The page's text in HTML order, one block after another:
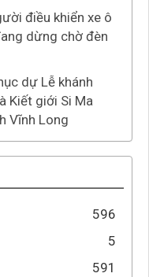
điều khiển xe ô
dừng chờ đèn
dự Lễ khánh
Kiết giới Si Ma
Vĩnh Long
596
5
591